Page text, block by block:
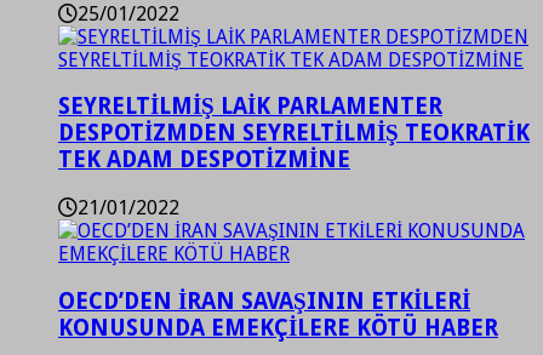
25/01/2022
SEYRELTİLMİŞ LAİK PARLAMENTER
DESPOTİZMDEN SEYRELTİLMİŞ TEOKRATİK
TEK ADAM DESPOTİZMİNE
21/01/2022
OECD’DEN İRAN SAVAŞININ ETKİLERİ
KONUSUNDA EMEKÇİLERE KÖTÜ HABER